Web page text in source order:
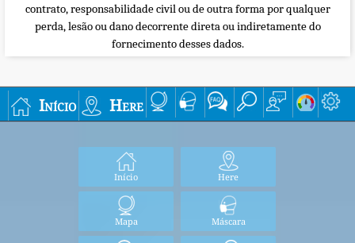
contrato, responsabilidade civil ou de outra forma por qualquer
perda, lesão ou dano decorrente direta ou indiretamente do
fornecimento desses dados.
Início Here
Início Here
Mapa Máscara